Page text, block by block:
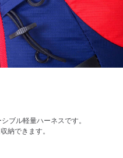
ブル軽量ハーネスです。
納できます。